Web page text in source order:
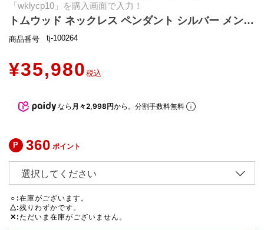
「wklycp10」を購入画面で入力！
トムウッド ネックレス ペンダント シルバー メンズ レディース ユニセックス TOM WOOD 100264
商品番号 tj-100264
¥35,980 税込
なら 月々2,998円から。分割手数料無料
360 ポイント
○ 在庫がございます。
△ 残りわずかです。
✕ ただいま在庫がございません。